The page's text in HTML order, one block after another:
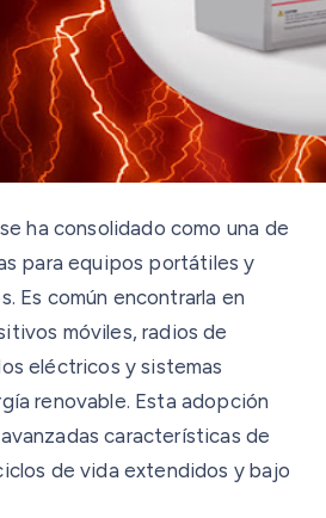
ha consolidado como una de
para equipos portátiles y
Es común encontrarla en
móviles, radios de
eléctricos y sistemas
renovable. Esta adopción
características de
de vida extendidos y bajo